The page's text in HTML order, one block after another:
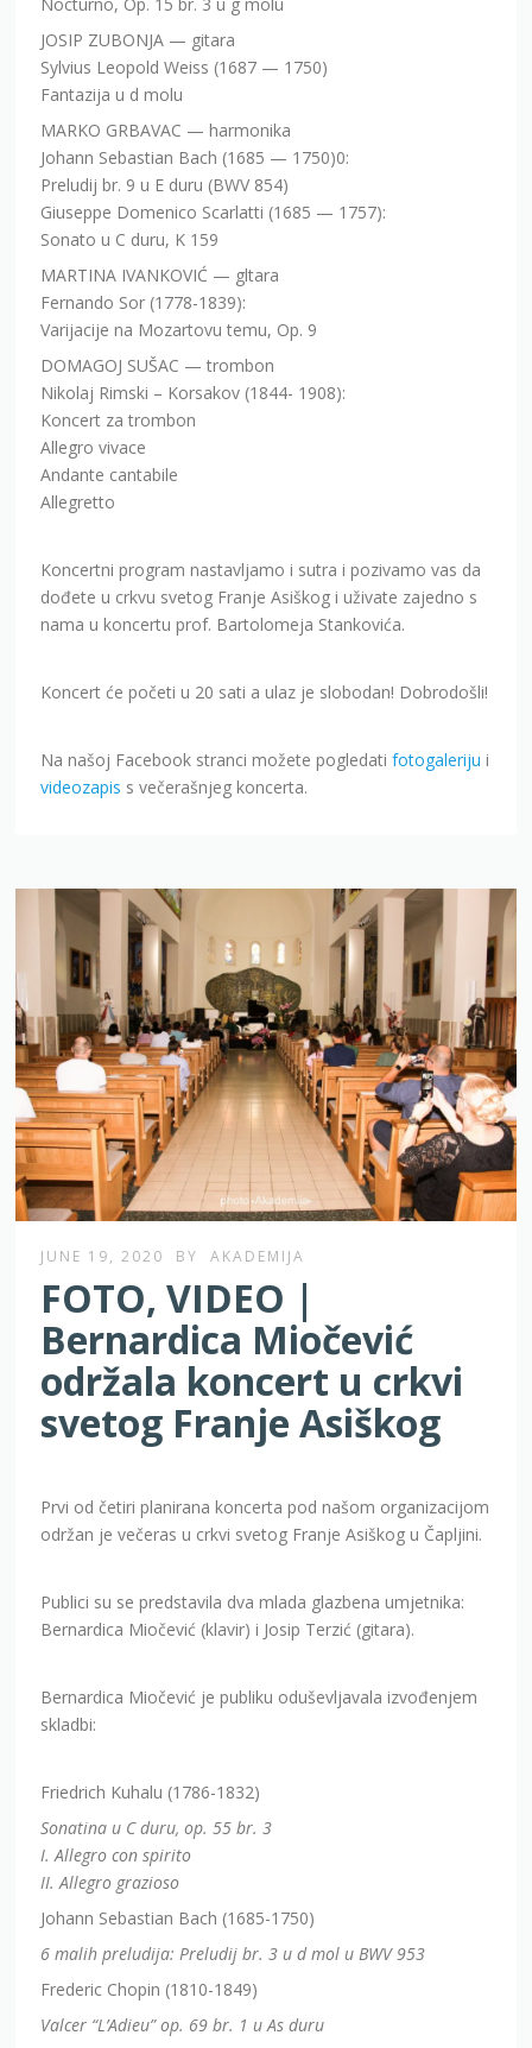
Nocturno, Op. 15 br. 3 u g molu
JOSIP ZUBONJA — gitara
Sylvius Leopold Weiss (1687 — 1750)
Fantazija u d molu
MARKO GRBAVAC — harmonika
Johann Sebastian Bach (1685 — 1750)0:
Preludij br. 9 u E duru (BWV 854)
Giuseppe Domenico Scarlatti (1685 — 1757):
Sonato u C duru, K 159
MARTINA IVANKOVIĆ — gltara
Fernando Sor (1778-1839):
Varijacije na Mozartovu temu, Op. 9
DOMAGOJ SUŠAC — trombon
Nikolaj Rimski – Korsakov (1844- 1908):
Koncert za trombon
Allegro vivace
Andante cantabile
Allegretto
Koncertni program nastavljamo i sutra i pozivamo vas da
dođete u crkvu svetog Franje Asiškog i uživate zajedno s
nama u koncertu prof. Bartolomeja Stankovića.
Koncert će početi u 20 sati a ulaz je slobodan! Dobrodošli!
Na našoj Facebook stranci možete pogledatifotogaleriju i
videozapis s večerašnjeg koncerta.
JUNE 19, 2020 BY AKADEMIJA
FOTO, VIDEO |
Bernardica Miočević
održala koncert u crkvi
svetog Franje Asiškog
Prvi od četiri planirana koncerta pod našom organizacijom
održan je večeras u crkvi svetog Franje Asiškog u Čapljini.
Publici su se predstavila dva mlada glazbena umjetnika:
Bernardica Miočević (klavir) i Josip Terzić (gitara).
Bernardica Miočević je publiku oduševljavala izvođenjem
skladbi:
Friedrich Kuhalu (1786-1832)
Sonatina u C duru, op. 55 br. 3
I. Allegro con spirito
II. Allegro grazioso
Johann Sebastian Bach (1685-1750)
6 malih preludija: Preludij br. 3 u d mol u BWV 953
Frederic Chopin (1810-1849)
Valcer “L’Adieu” op. 69 br. 1 u As duru